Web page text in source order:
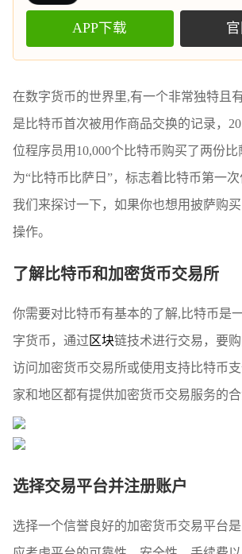
APP下载
在数字货币的世界里,有一个非常独特且
是比特币首次被用作商品交换的记录，
位程序员用10,000个比特币购买了两份
为“比特币比萨日”，标志着比特币第一次
我们来探讨一下，如果你也想用披萨购
操作。
了解比特币和加密货币交易所
你需要对比特币有基本的了解,比特币是
字货币，通过 区块链技术进行交易，要
访问加密货币交易所或使用支持比特币
家和地区都有提供加密货币交易服务的合
选择交易平台并注册账户
选择一个信誉良好的加密货币交易平台是